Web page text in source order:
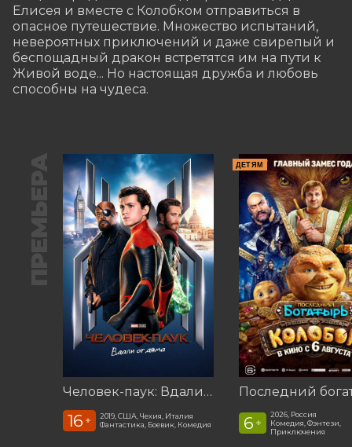
Елисея и вместе с Колобком отправиться в
опасное путешествие. Множество испытаний,
невероятных приключений и даже свирепый и
беспощадный дракон встретятся им на пути к
Живой воде... Но настоящая дружба и любовь
способны на чудеса.
ПРЕМЬЕРА
Человек-паук: Вдали от дома (2019)
16 +
2019, США, Чехия, Италия
Фантастика, Боевик, Комедия
ДЕТЯМ
6 +
2026, Россия
Комедия, Фэнтези,
Приключения